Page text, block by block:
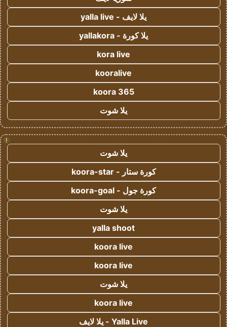
يلا لايف - yalla live
يلا كورة - yallakora
kora live
kooralive
koora 365
يلا شوت
!
يلا شوت
كورة ستار - koora-star
كورة جول - koora-goal
يلا شوت
yalla shoot
koora live
koora live
يلا شوت
koora live
Yalla Live - يلا لايف